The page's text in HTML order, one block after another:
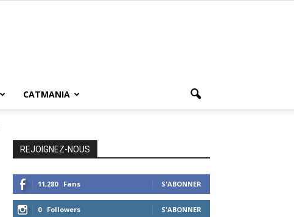
CATMANIA
REJOIGNEZ-NOUS
11,280 Fans S'ABONNER
0 Followers S'ABONNER